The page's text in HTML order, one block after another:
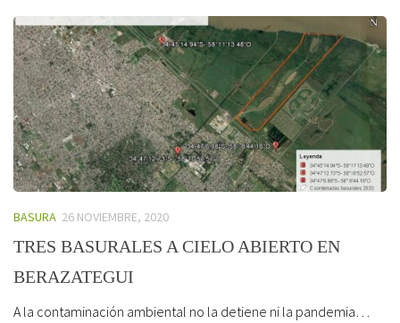
BASURA 26 NOVIEMBRE, 2020
TRES BASURALES A CIELO ABIERTO EN
BERAZATEGUI
A la contaminación ambiental no la detiene ni la pandemia…